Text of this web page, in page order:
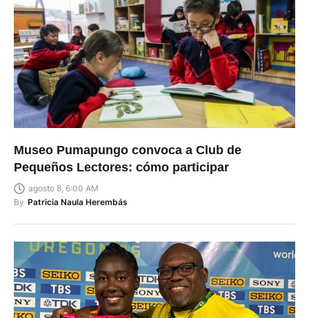
Museo Pumapungo convoca a Club de
Pequeños Lectores: cómo participar
agosto 8, 6:00 AM
By Patricia Naula Herembás